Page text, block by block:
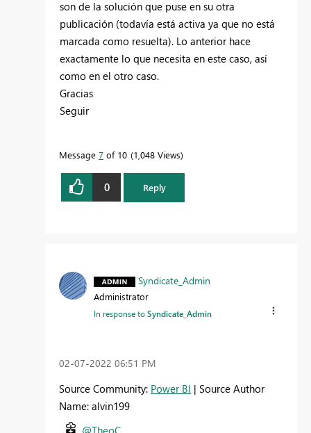
son de la solución que puse en su otra
publicación (todavía está activa ya que no está
marcada como resuelta). Lo anterior hace
exactamente lo que necesita en este caso, así
como en el otro caso.
Gracias
Seguir
Message 7 of 10 1,048 Views
0 Reply
Syndicate_Admin
Administrator
In response toSyndicate_Admin
‎02-07-2022 06:51 PM
Source Community: Power BI | Source Author
Name: alvin199